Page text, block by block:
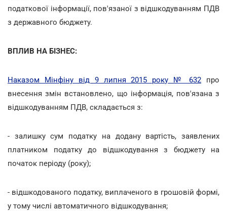
податкової інформації, пов'язаної з відшкодуванням ПДВ
з державного бюджету.
ВПЛИВ НА БІЗНЕС:
Наказом Мінфіну від 9 липня 2015 року № 632 про
внесення змін встановлено, що інформація, пов'язана з
відшкодуванням ПДВ, складається з:
- залишку сум податку на додану вартість, заявлених
платником податку до відшкодування з бюджету на
початок періоду (року);
- відшкодованого податку, виплаченого в грошовій формі,
у тому числі автоматичного відшкодування;